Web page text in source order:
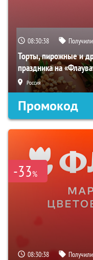
08:30:38
Торты, пирожные и
праздника на
Россия
Промокод
-33%
08:30:38